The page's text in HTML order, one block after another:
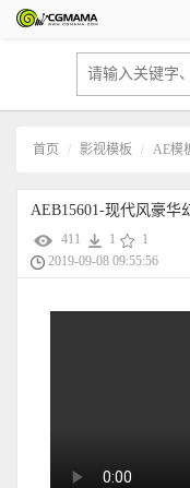
首页 影视模板 AE模
AEB15601-现代风豪华
411 1
1
2019-09-08 09:55:56